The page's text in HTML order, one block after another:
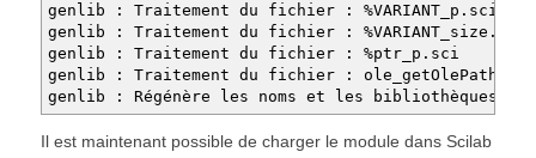
genlib : Traitement du fichier : %VARIANT_p.sci
genlib : Traitement du fichier : %VARIANT_size.sci
genlib : Traitement du fichier : %ptr_p.sci
genlib : Traitement du fichier : ole_getOlePath.sci
genlib : Régénère les noms et les bibliothèques
Il est maintenant possible de charger le module dans Scilab